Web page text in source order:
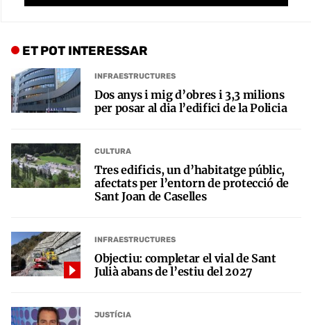
ET POT INTERESSAR
INFRAESTRUCTURES
Dos anys i mig d’obres i 3,3 milions
per posar al dia l’edifici de la Policia
CULTURA
Tres edificis, un d’habitatge públic,
afectats per l’entorn de protecció de
Sant Joan de Caselles
INFRAESTRUCTURES
Objectiu: completar el vial de Sant
Julià abans de l’estiu del 2027
JUSTÍCIA